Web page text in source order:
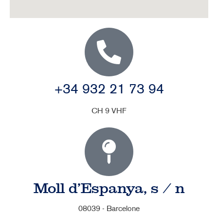
+34 932 21 73 94
CH 9 VHF
Moll d'Espanya, s / n
08039 - Barcelone